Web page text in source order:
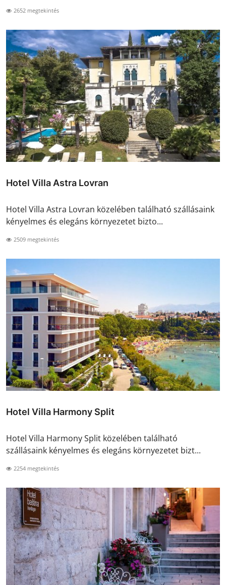
2652 megtekintés
Hotel Villa Astra Lovran
Hotel Villa Astra Lovran közelében található szállásaink
kényelmes és elegáns környezetet bizto...
2509 megtekintés
Hotel Villa Harmony Split
Hotel Villa Harmony Split közelében található
szállásaink kényelmes és elegáns környezetet bizt...
2254 megtekintés